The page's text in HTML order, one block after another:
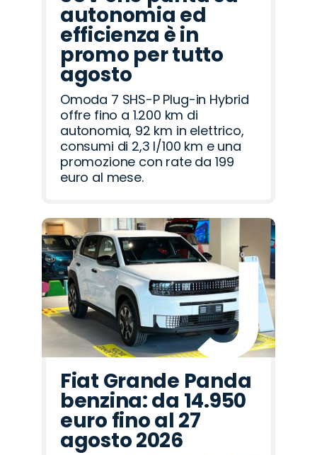
autonomia ed
efficienza è in
promo per tutto
agosto
Omoda 7 SHS-P Plug-in Hybrid
offre fino a 1.200 km di
autonomia, 92 km in elettrico,
consumi di 2,3 l/100 km e una
promozione con rate da 199
euro al mese.
Fiat Grande Panda
benzina: da 14.950
euro fino al 27
agosto 2026